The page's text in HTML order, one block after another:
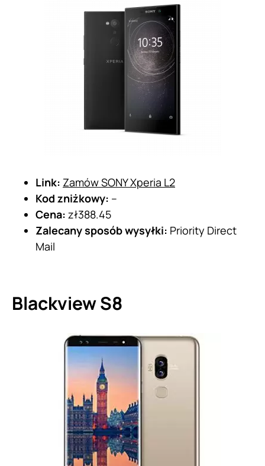
Link: Zamów SONY Xperia L2
Kod zniżkowy: –
Cena: zł388.45
Zalecany sposób wysyłki: Priority Direct
Mail
Blackview S8